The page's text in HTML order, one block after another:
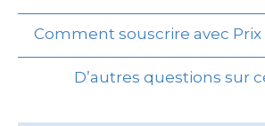
Comment souscrire avec Prix
D’autres questions sur